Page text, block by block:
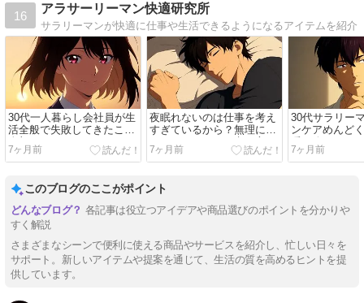
16
アラサーリーマン快適研究所
サラリーマンが快適に仕事や生活できるようになるアイテムを紹介
30代一人暮らし会社員が生
活全般で失敗してきたこと
全部まとめ
7ヶ月前
夜眠れないのは仕事を考え
すぎているから？無理に寝
なくていいという考え方
7ヶ月前
30代サラリー
ンケアめんど
瞬で終わらせ
7ヶ月前
このブログのここがポイント
各記事は役立つアイデアや商品選びのポイントを分かりや
すく解説
さまざまなシーンで便利に使える商品やサービスを紹介し、忙しい日々を
サポート。新しいアイテムや提案を通じて、生活の質を高めるヒントを提
供しています。